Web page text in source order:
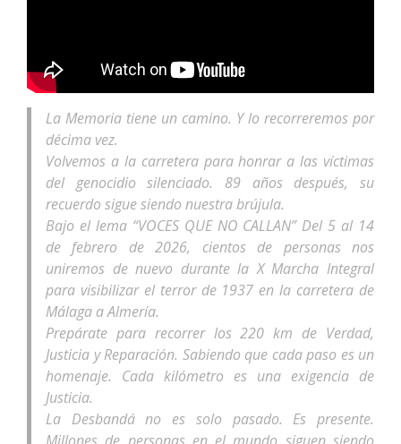
La Memoria tiene un camino. Y lo recorreremos por
décima vez.
Volvemos a la carretera para honrar a las víctimas
del genocidio silenciado. 89 años después, su
recuerdo sigue siendo nuestra brújula.
Bajo el lema “VOCES QUE NO CALLAN” Del 5 al 14
de febrero de 2026, cientos de personas nos
uniremos de nuevo durante la X Marcha Integral
para visibilizar el terror de 1937 en la carretera de
Málaga a Almería.
Prepárate para recorrer los 220 km de Verdad,
Justicia y Reparación. Sabiendo que cada paso es un
homenaje. Cada kilómetro es una exigencia de
Justicia.
La Desbandá no es solo pasado. Es presente.